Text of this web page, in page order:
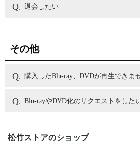
退会したい
その他
購入したBlu-ray、DVDが再生できま
Blu-rayやDVD化のリクエストをした
松竹ストアのショップ